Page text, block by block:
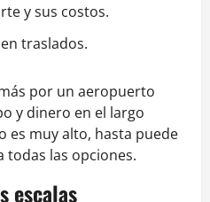
y sus costos.
traslados.
por un aeropuerto
y dinero en el largo
es muy alto, hasta puede
todas las opciones.
escalas